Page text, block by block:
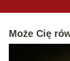
Może Cię